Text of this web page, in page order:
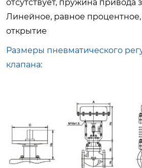
отсутствует, пружина привода
Линейное, равное
открытие
Размеры пневматического
клапана: